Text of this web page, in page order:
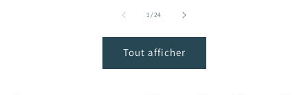
1/de
24
Tout afficher